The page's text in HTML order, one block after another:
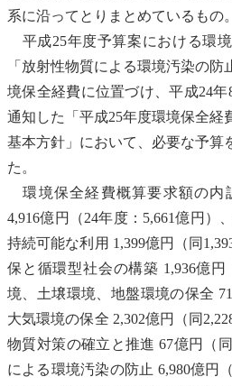
系に沿ってとりまとめているもの。
平成25年度予算案における環境
「放射性物質による環境汚染の
境保全経費に位置づけ、平成24
通知した「平成25年度環境保全経
基本方針」において、必要な予算
た。
環境保全経費概算要求額の内
4,916億円（24年度：5,661億円）
持続可能な利用 1,399億円（同
保と 循環型社会の構築 1,936億
境、土壌環境、地盤環境の保全
大気環境の保全 2,302億円（同
物質対策の確立と推進 67億円（
による環境汚染の防止 6,980億円